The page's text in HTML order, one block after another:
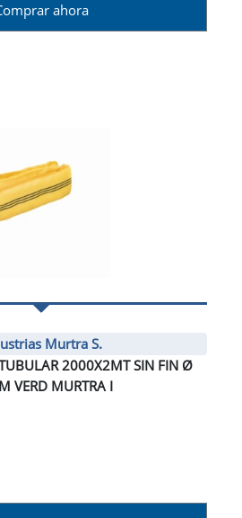
ahora
Murtra S.
2000X2MT SIN FIN Ø
VERD MURTRA I